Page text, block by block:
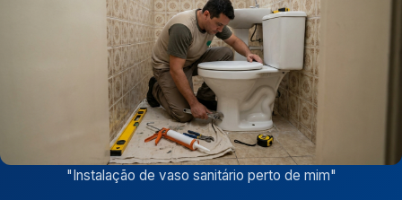
"Instalação de vaso sanitário perto de mim"